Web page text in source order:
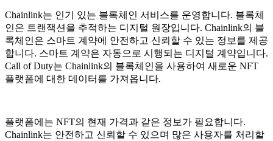
Chainlink는 인기 있는 블록체인 서비스를 운영합니다. 블록체
인은 트랜잭션을 추적하는 디지털 원장입니다. Chainlink의 블
록체인은 스마트 계약에 안전하고 신뢰할 수 있는 정보를 제공
합니다. 스마트 계약은 자동으로 시행되는 디지털 계약입니다.
Call of Duty는 Chainlink의 블록체인을 사용하여 새로운 NFT
플랫폼에 대한 데이터를 가져옵니다.
플랫폼에는 NFT의 현재 가격과 같은 정보가 필요합니다.
Chainlink는 안전하고 신뢰할 수 있으며 많은 사용자를 처리할